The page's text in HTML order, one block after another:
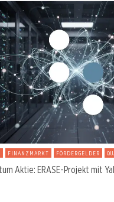
FINANZMARKT FÖRDERGELDER
Aktie: ERASE-Projekt mit